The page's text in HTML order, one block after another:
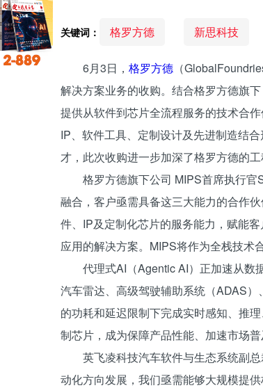
关键词： 格罗方德 新思科技
6月3日， 格罗方德 （
解决方案业务的收购。结合格罗方德旗
提供从软件到芯片全流程服务的技术合
IP、软件工具、定制设计及先进制造结
才，此次收购进一步加深了格罗方德的工
格罗方德旗下公司 MIPS首席执行
融合，客户亟需具备这三大能力的合作
件、IP及定制化芯片的服务能力，赋能
应用的解决方案。MIPS将作为全栈技术
代理式AI（Agentic AI）正加速从数
汽车雷达、高级驾驶辅助系统（ADAS
的功耗和延迟限制下完成实时感知、推
制芯片，成为保障产品性能、加速市场普
英飞凌科技汽车软件与生态系统副
动化方向发展，我们亟需能够大规模提